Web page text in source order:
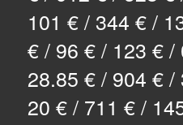
101 € / 344 € /
€ / 96 € / 123 € /
28.85 € / 904 €
20 € / 711 € /